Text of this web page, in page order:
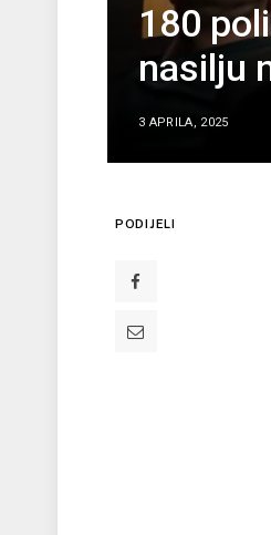
180
nasilju
3 APRILA, 2025
PODIJELI